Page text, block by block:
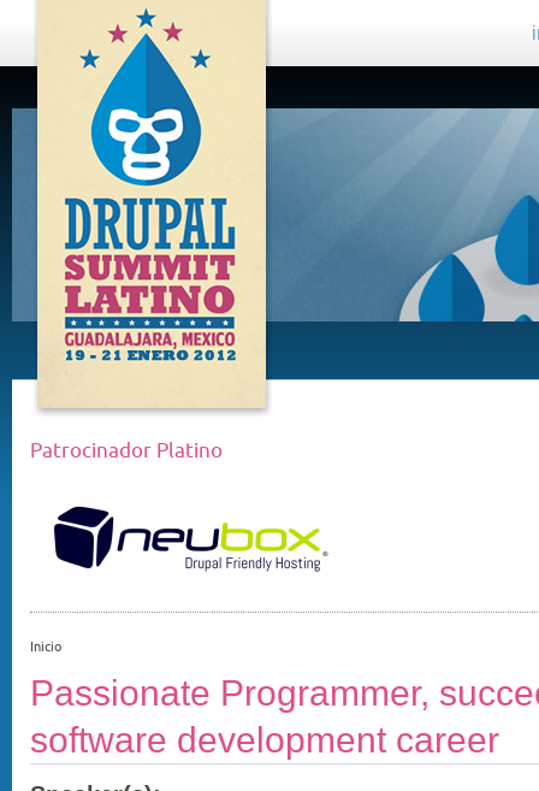
DRUPAL
SUMMIT
LATINO,
GUADALAJARA
2012
Patrocinador Platino
Inicio
Passionate Programmer,
software development career